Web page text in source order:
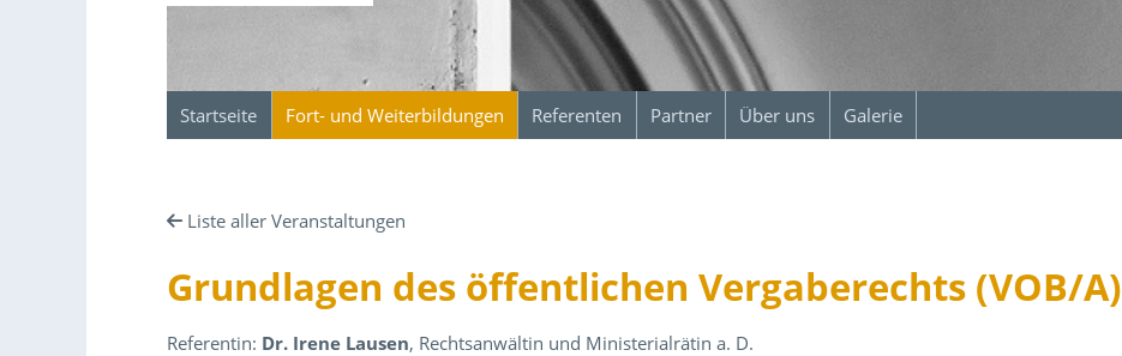
Startseite Fort- und Weiterbildungen Referenten Partner Über uns Galerie
Liste aller Veranstaltungen
Grundlagen des öffentlichen Vergaberechts (VOB/A)
Referentin: Dr. Irene Lausen, Rechtsanwältin und Ministerialrätin a. D.